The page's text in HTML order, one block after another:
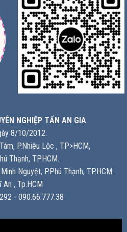
NGHIỆP TẤN AN GIA
8/10/2012.
P.Nhiêu Lộc , TP>HCM,
Thạnh, TP.HCM.
Nguyệt, P.Phú Thạnh, TP.HCM.
An , Tp.HCM
- 090.66.777.38